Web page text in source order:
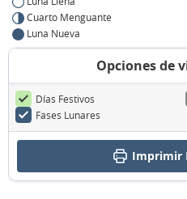
Cuarto Menguante
Luna Nueva
Opciones de
Días Festivos
Fases Lunares
Imprimir